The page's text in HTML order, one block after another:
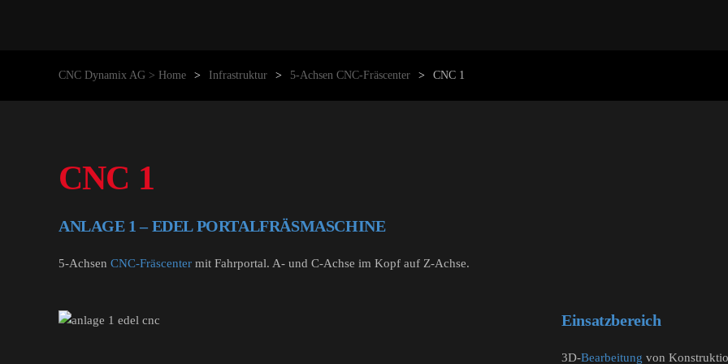
CNC Dynamix AG > Home Infrastruktur 5-Achsen CNC-Fräscenter CNC 1
CNC 1
ANLAGE 1 – EDEL PORTALFRÄSMASCHINE
5-Achsen CNC-Fräscenter mit Fahrportal. A- und C-Achse im Kopf auf Z-Achse.
Einsatzbereich
3D-Bearbeitung von